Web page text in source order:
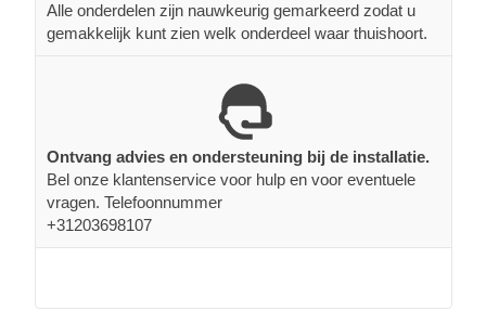
Alle onderdelen zijn nauwkeurig gemarkeerd zodat u
gemakkelijk kunt zien welk onderdeel waar thuishoort.
Ontvang advies en ondersteuning bij de installatie.
Bel onze klantenservice voor hulp en voor eventuele
vragen. Telefoonnummer
+31203698107